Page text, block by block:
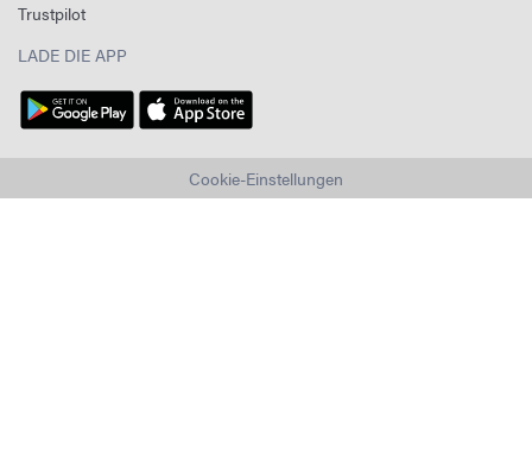
Trustpilot
LADE DIE APP
Cookie-Einstellungen